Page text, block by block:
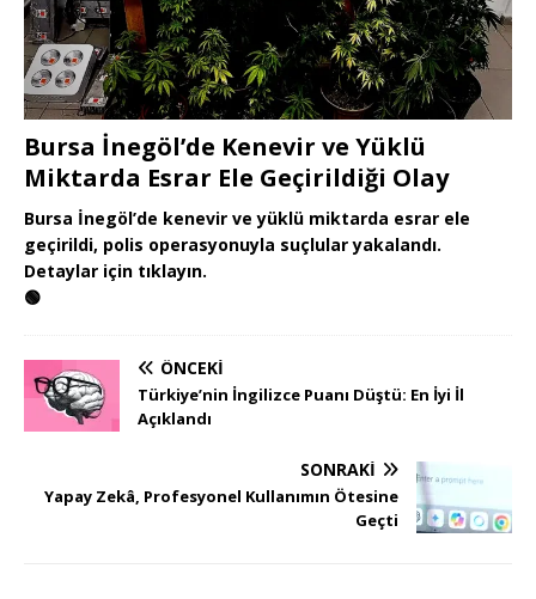
Bursa İnegöl’de Kenevir ve Yüklü
Miktarda Esrar Ele Geçirildiği Olay
Bursa İnegöl’de kenevir ve yüklü miktarda esrar ele
geçirildi, polis operasyonuyla suçlular yakalandı.
Detaylar için tıklayın.
🟢
ÖNCEKI
Türkiye’nin İngilizce Puanı Düştü: En İyi İl
Açıklandı
SONRAKI
Yapay Zekâ, Profesyonel Kullanımın Ötesine
Geçti